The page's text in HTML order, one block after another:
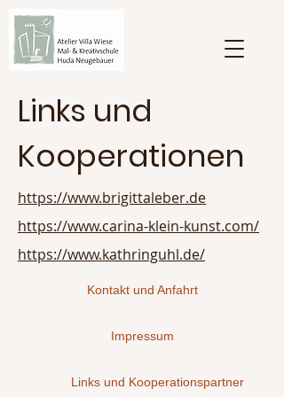
Links und
Kooperationen
https://www.brigittaleber.de
https://www.carina-klein-kunst.com/
https://www.kathringuhl.de/
Kontakt und Anfahrt
Impressum
Links und Kooperationspartner